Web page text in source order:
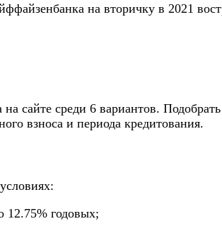
на вторичку в 2021
сайте среди 6 вариантов.
взноса и периода кредитования.
12.75% годовых;